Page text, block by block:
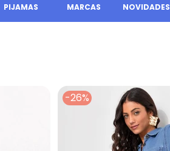
PIJAMAS MARCAS NOVIDADES
-26%